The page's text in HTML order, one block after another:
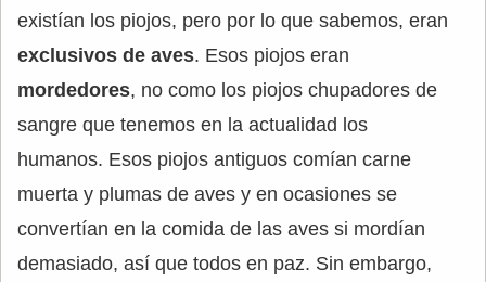
existían los piojos, pero por lo que sabemos, eran
exclusivos de aves. Esos piojos eran
mordedores, no como los piojos chupadores de
sangre que tenemos en la actualidad los
humanos. Esos piojos antiguos comían carne
muerta y plumas de aves y en ocasiones se
convertían en la comida de las aves si mordían
demasiado, así que todos en paz. Sin embargo,